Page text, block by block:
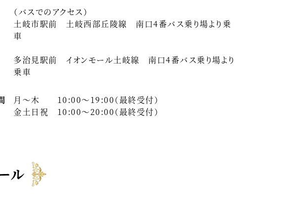
（バスでのアクセス）
土岐市駅前 土岐西部丘陵線 南口4番バス乗り場より乗
車
多治見駅前 イオンモール土岐線 南口4番バス乗り場より
乗車
月〜木 10:00～19:00（最終受付）
金土日祝 10:00～20:00（最終受付）
ル